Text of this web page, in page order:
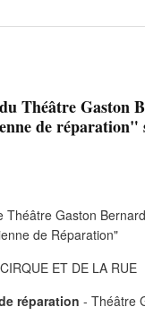
Théâtre Gaston
de réparation"
ET DE LA RUE
réparation - Théâtre